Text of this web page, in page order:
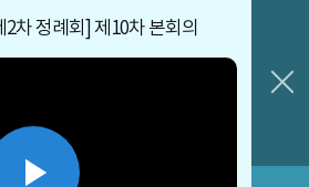
차 정례회] 제10차 본회의